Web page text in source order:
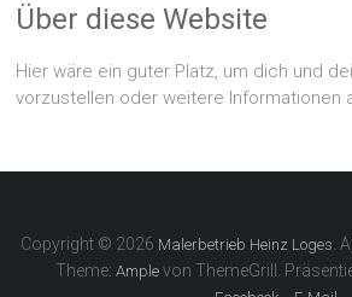
Über diese Website
Hier wäre ein guter Platz, um dich und
vorzustellen oder weitere Informationen
Copyright © 2026 Malerbetrieb Heinz Loges .
Theme:Ample von ThemeGrill.